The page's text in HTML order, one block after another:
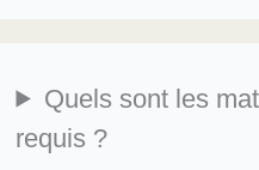
Quels sont les
requis ?